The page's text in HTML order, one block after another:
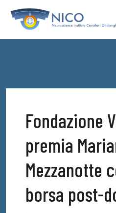
Fondazione
premia
Mezzanotte
borsa post-